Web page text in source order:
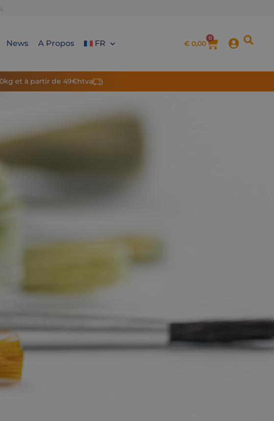
News A Propos FR € 0,00
0
et à partir de 49€htva